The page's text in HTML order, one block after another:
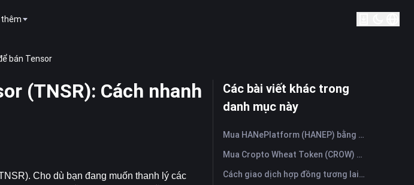
bán Tensor
(TNSR): Cách nhanh
Cho dù bạn đang muốn thanh lý các
Các bài viết khác trong
danh mục này
Mua HANePlatform (HANEP) bằng thẻ tín dụng hoặc thẻ ghi nợ ngay lập tức
Mua Cropto Wheat Token (CROW) bằng thẻ tín dụng hoặc thẻ ghi nợ ngay lập tức
Cách giao dịch hợp đồng tương lai Ethena (ENA): Hướng dẫn toàn diện cho người mới bắt đầu